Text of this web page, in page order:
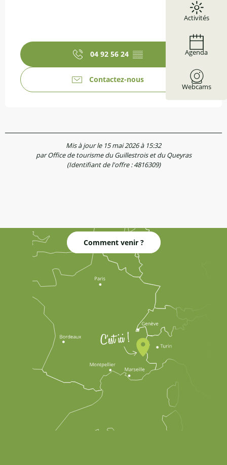
Activités
Agenda
Webcams
04 92 56 24 ▒▒
Contactez-nous
Mis à jour le 15 mai 2026 à 15:32
par Office de tourisme du Guillestrois et du Queyras
(Identifiant de l'offre :4816309)
Comment venir ?